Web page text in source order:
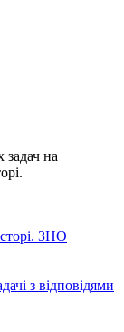
на
ЗНО
з відповідями